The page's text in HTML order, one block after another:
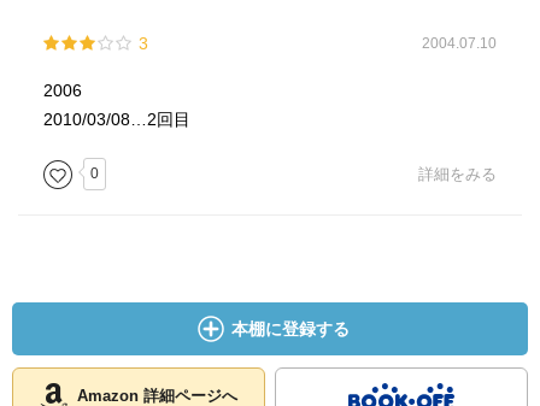
3 2004.07.10
2006
2010/03/08…2回目
0 詳細をみる
本棚に登録する
Amazon 詳細ページへ